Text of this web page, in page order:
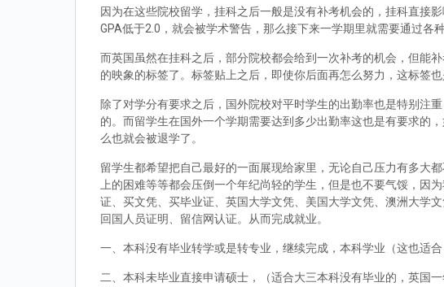
因为在这些院校留学，挂科之后一般是没有补考机会的，挂科直接
GPA低于2.0，就会被学术警告，那么接下来一学期里就需要通过各
而英国虽然在挂科之后，部分院校都会给到一次补考的机会，但能
的映象的标签了。标签贴上之后，即使你后面再怎么努力，这标签也
除了对学分有要求之后，国外院校对平时学生的出勤率也是特别注
的。而留学生在国外一个学期需要达到多少出勤率这也是有要求的
么也就会被退学了。
留学生都希望把自己最好的一面展现给家里，无论自己压力有多大
上的困难等等都会压倒一个年纪尚轻的学生，但是也不要气馁，因
证、买文凭、买毕业证、英国大学文凭、美国大学文凭、澳洲大学
回国人员证明、留信网认证。从而完成就业。
一、本科没有毕业转学或是转专业，继续完成，本科学业（这也适
二、本科未毕业直接申请硕士，（适合大三本科没有毕业的，英国